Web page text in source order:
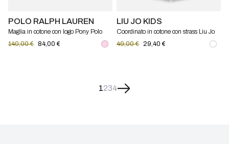
POLO RALPH LAUREN
Maglia in cotone con logo Pony Polo
Ralph Lauren bambina
140,00 € 84,00 €
LIU JO KIDS
Coordinato in cotone con strass Liu Jo
Kids
49,00 € 29,40 €
1234